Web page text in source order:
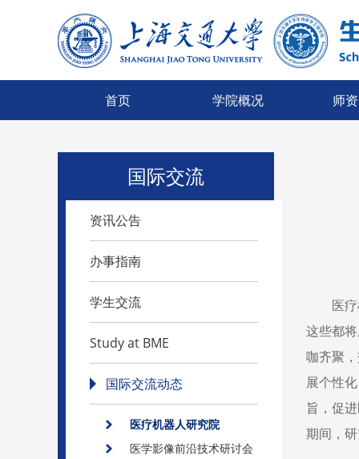
首页 学院概况 师
国际交流
资讯公告
办事指南
学生交流
Study at BME
国际交流动态
医疗机器人研究院
医学影像前沿技术研讨会
医
这些都
咖齐聚
展个性
旨，促
期间，